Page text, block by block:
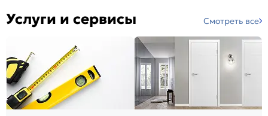
Услуги и сервисы Смотреть все